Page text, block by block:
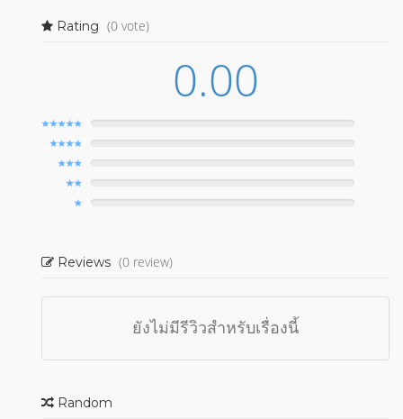
Rating (0 vote)
0.00
Reviews (0 review)
ยังไม่มีรีวิวสำหรับเรื่องนี้
Random